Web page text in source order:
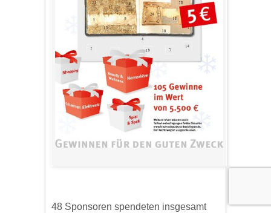
48 Sponsoren spendeten insgesamt